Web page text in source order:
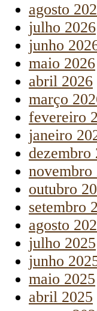
agosto
julho 2026
junho
maio 2026
abril 2026
março
fevereiro
janeiro
dezembro
novembro
outubro
setembro
agosto
julho 2025
junho
maio 2025
abril 2025